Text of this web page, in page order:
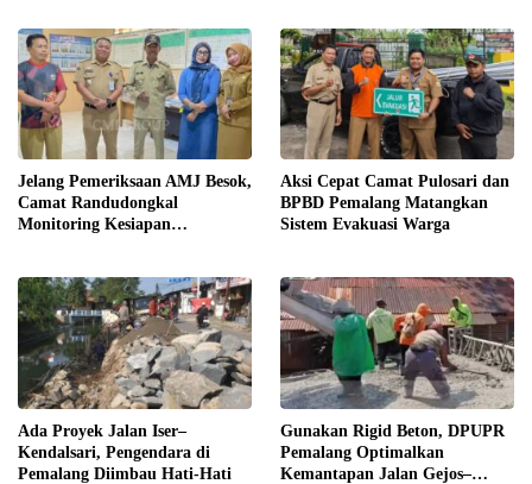
Jelang Pemeriksaan AMJ Besok,
Camat Randudongkal
Monitoring Kesiapan
Aksi Cepat Camat Pulosari dan
BPBD Pemalang Matangkan
Sistem Evakuasi Warga
Ada Proyek Jalan Iser–
Kendalsari, Pengendara di
Pemalang Diimbau Hati-Hati
Gunakan Rigid Beton, DPUPR
Pemalang Optimalkan
Kemantapan Jalan Gejos–